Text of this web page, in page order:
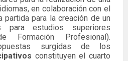
en colaboración con el
partida para la creación de un
para estudios superiores
Formación Profesional).
surgidas de los
constituyen el cuarto